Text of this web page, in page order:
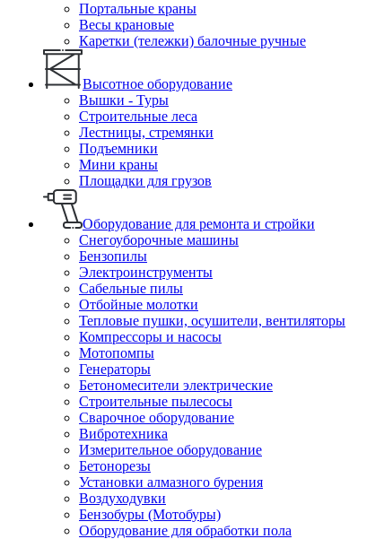
Портальные краны
Весы крановые
Каретки (тележки) балочные ручные
Высотное оборудование
Вышки - Туры
Строительные леса
Лестницы, стремянки
Подъемники
Мини краны
Площадки для грузов
Оборудование для ремонта и стройки
Снегоуборочные машины
Бензопилы
Электроинструменты
Сабельные пилы
Отбойные молотки
Тепловые пушки, осушители, вентиляторы
Компрессоры и насосы
Мотопомпы
Генераторы
Бетономесители электрические
Строительные пылесосы
Сварочное оборудование
Вибротехника
Измерительное оборудование
Бетонорезы
Установки алмазного бурения
Воздуходувки
Бензобуры (Мотобуры)
Оборудование для обработки пола